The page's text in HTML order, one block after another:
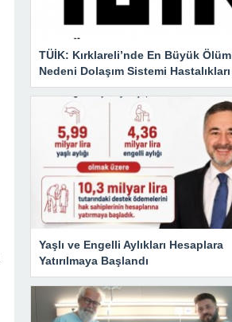
TÜİK: Kırklareli’nde En Büyük Ölüm
Nedeni Dolaşım Sistemi Hastalıkları
Yaşlı ve Engelli Aylıkları Hesaplara
Yatırılmaya Başlandı